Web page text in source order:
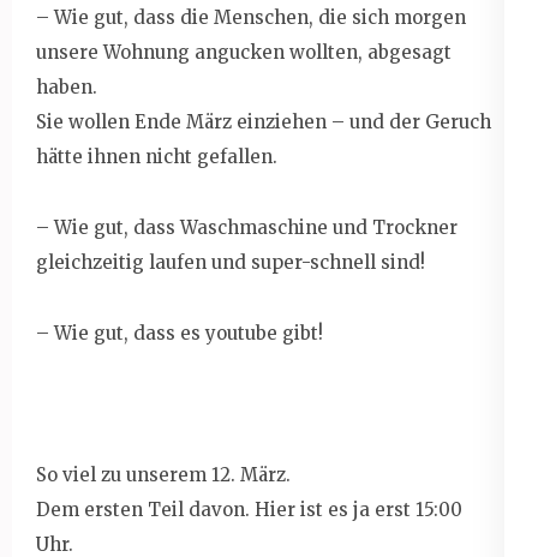
– Wie gut, dass die Menschen, die sich morgen
unsere Wohnung angucken wollten, abgesagt
haben.
Sie wollen Ende März einziehen – und der Geruch
hätte ihnen nicht gefallen.
– Wie gut, dass Waschmaschine und Trockner
gleichzeitig laufen und super-schnell sind!
– Wie gut, dass es youtube gibt!
So viel zu unserem 12. März.
Dem ersten Teil davon. Hier ist es ja erst 15:00
Uhr.